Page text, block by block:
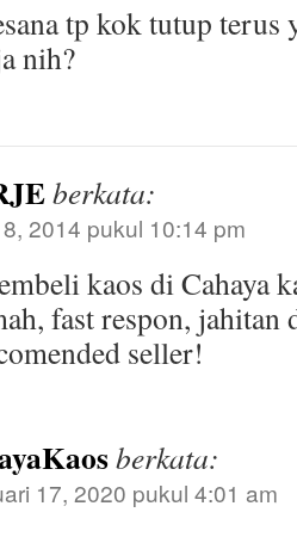
tp kok tutup terus
nih?
berkata:
2014 pukul 10:14 pm
kaos di Cahaya
fast respon, jahitan
seller!
berkata:
17, 2020 pukul 4:01 am